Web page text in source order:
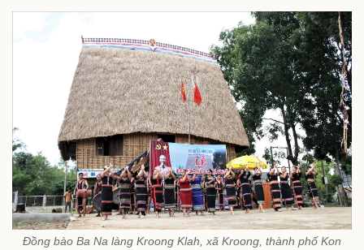
Đồng bào Ba Na làng Kroong Klah, xã Kroong, thành phố Kon